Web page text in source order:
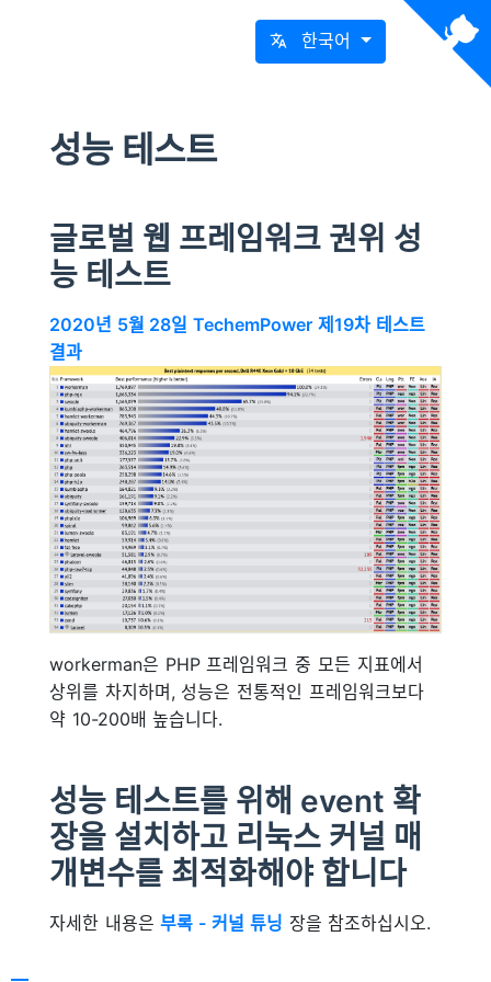
한국어
성능 테스트
글로벌 웹 프레임워크 권위 성
능 테스트
2020년 5월 28일 TechemPower 제19차 테스트
결과
workerman은 PHP 프레임워크 중 모든 지표에서
상위를 차지하며, 성능은 전통적인 프레임워크보다
약 10-200배 높습니다.
성능 테스트를 위해 event 확
장을 설치하고 리눅스 커널 매
개변수를 최적화해야 합니다
자세한 내용은부록 - 커널 튜닝 장을 참조하십시오.